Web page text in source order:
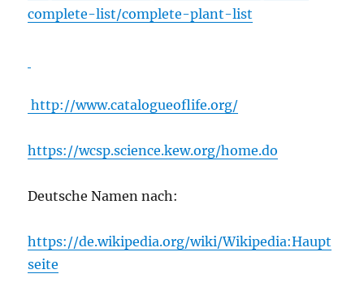
complete-list/complete-plant-list
http://www.catalogueoflife.org/
https://wcsp.science.kew.org/home.do
Deutsche Namen nach:
https://de.wikipedia.org/wiki/Wikipedia:Haupt
seite